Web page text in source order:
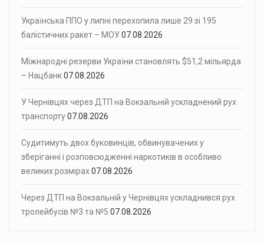
Українська ППО у липні перехопила лише 29 зі 195
балістичних ракет – МОУ07.08.2026
Міжнародні резерви України становлять $51,2 мільярда
– Нацбанк07.08.2026
У Чернівцях через ДТП на Вокзальній ускладнений рух
транспорту07.08.2026
Судитимуть двох буковинців, обвинувачених у
зберіганні і розповсюдженні наркотиків в особливо
великих розмірах07.08.2026
Через ДТП на Вокзальній у Чернівцях ускладнився рух
тролейбусів №3 та №5 07.08.2026